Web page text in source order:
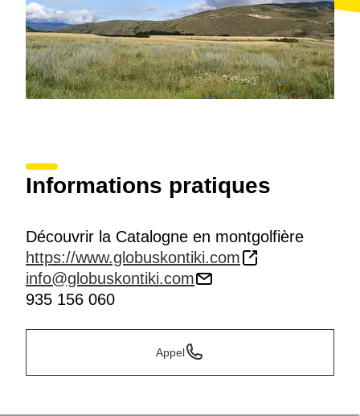
Informations pratiques
Découvrir la Catalogne en montgolfière
https://www.globuskontiki.com
info@globuskontiki.com
935 156 060
Appel